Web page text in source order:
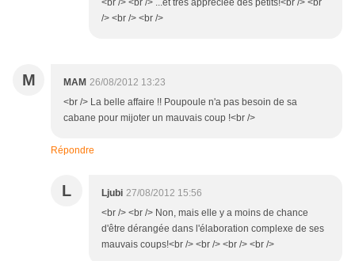
<br /> <br /> ...et très appréciée des petits!<br /> <br
/> <br /> <br />
M MAM 26/08/2012 13:23
<br /> La belle affaire !! Poupoule n'a pas besoin de sa
cabane pour mijoter un mauvais coup !<br />
Répondre
L Ljubi 27/08/2012 15:56
<br /> <br /> Non, mais elle y a moins de chance
d'être dérangée dans l'élaboration complexe de ses
mauvais coups!<br /> <br /> <br /> <br />